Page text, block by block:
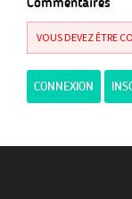
VOUS DEVEZ ÊTRE
CONNEXION